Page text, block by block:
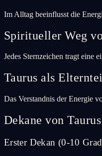
Im Alltag beeinflusst die
Spiritueller Weg
Jedes Sternzeichen tragt eine
Taurus als
Das Verstandnis der Energie
Dekane von
Erster Dekan (0-10